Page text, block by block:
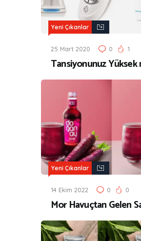
Yeni Çıkanlar
25 Mart 2020 0 1
Tansiyonunuz Yüksek
Yeni Çıkanlar
14 Ekim 2022 0 0
Mor Havuçtan Gelen